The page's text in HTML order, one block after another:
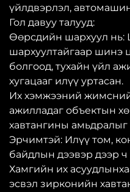
үйлдвэрлэл,
Гол давуу талууд:
Өөрсдийн шархуул нь:
шархуултайгаар шинэ
болгоод, тухайн үйл
хугацааг илүү уртасан.
Их хэмжээний
ажилладаг объектын
хавтангины амьдралыг
Эрчимтэй: Илүү том,
байдлын дээвэр дээр
Хамгийн их
эсвэл зирконийн